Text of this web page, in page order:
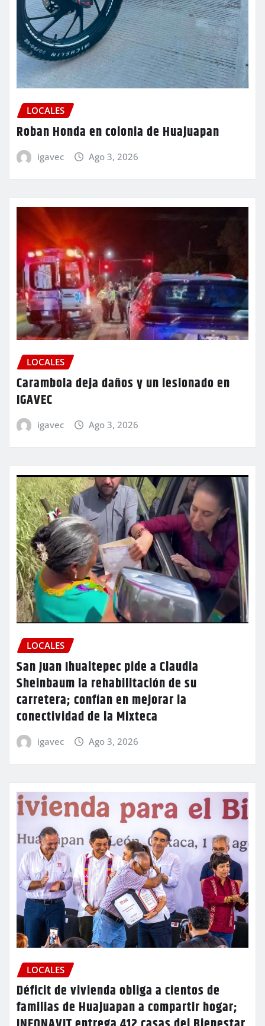
LOCALES
Roban Honda en colonia de Huajuapan
igavec Ago 3, 2026
LOCALES
Carambola deja daños y un lesionado en
IGAVEC
igavec Ago 3, 2026
LOCALES
San Juan Ihualtepec pide a Claudia
Sheinbaum la rehabilitación de su
carretera; confían en mejorar la
conectividad de la Mixteca
igavec Ago 3, 2026
LOCALES
Déficit de vivienda obliga a cientos de
familias de Huajuapan a compartir hogar;